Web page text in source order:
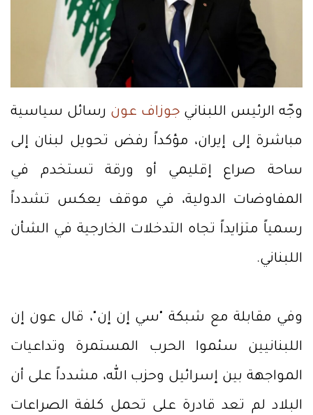
وجّه الرئيس اللبناني جوزاف عون رسائل سياسية
مباشرة إلى إيران، مؤكداً رفض تحويل لبنان إلى
ساحة صراع إقليمي أو ورقة تستخدم في
المفاوضات الدولية، في موقف يعكس تشدداً
رسمياً متزايداً تجاه التدخلات الخارجية في الشأن
اللبناني.
وفي مقابلة مع شبكة "سي إن إن"، قال عون إن
اللبنانيين سئموا الحرب المستمرة وتداعيات
المواجهة بين إسرائيل وحزب الله، مشدداً على أن
البلاد لم تعد قادرة على تحمل كلفة الصراعات